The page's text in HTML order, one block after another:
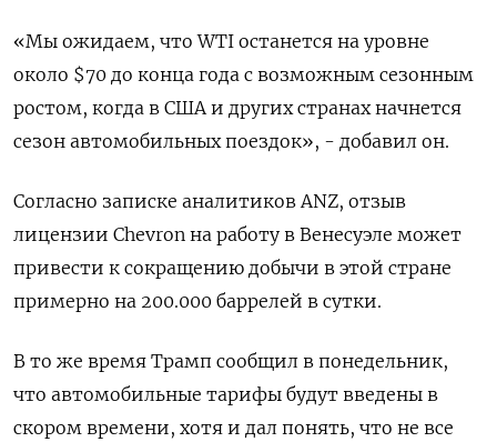
«Мы ожидаем, что WTI останется на уровне
около $70 до конца года с возможным сезонным
ростом, когда в США и других странах начнется
сезон автомобильных поездок», - добавил он.
Согласно записке аналитиков ANZ, отзыв
лицензии Chevron на работу в Венесуэле может
привести к сокращению добычи в этой стране
примерно на 200.000 баррелей в сутки.
В то же время Трамп сообщил в понедельник,
что автомобильные тарифы будут введены в
скором времени, хотя и дал понять, что не все